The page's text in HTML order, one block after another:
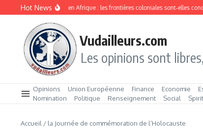
Aller au contenu
Hot News
Division ethnique en Afrique : les frontières coloniales sont‑elles
Vudailleurs.com
Les opinions sont
Opinions Union Européenne Finance Economie
Nomination
Politique Renseignement Social
Accueil / la Journée de commémoration de l’Holocauste